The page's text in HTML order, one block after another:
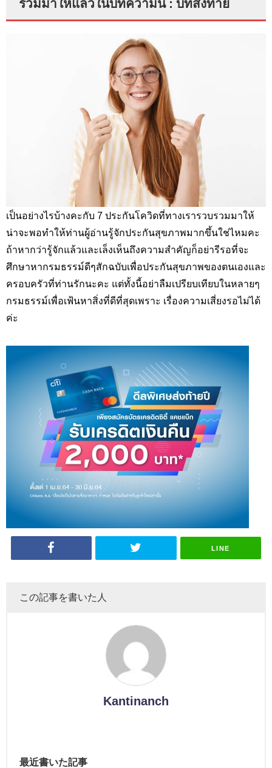
รวมมาให้แล้วในบทความนี้ : บทส่งท้าย
เป็นอย่างไรบ้างคะกับ 7 ประกันโควิดที่ทางเรารวบรวมมาให้
น่าจะพอทำให้ท่านผู้อ่านรู้จักประกันสุขภาพมากขึ้นใช่ไหมคะ
ถ้าหากว่ารู้จักแล้วและเล็งเห็นถึงความสำคัญก็อย่ารีรอที่จะ
ศึกษาหากรมธรรม์ดีๆสักฉบับเพื่อประกันสุขภาพของตนเองและ
ครอบครัวที่ท่านรักนะคะ แต่ทั้งนี้อย่าลืมเปรียบเทียบในหลายๆ
กรมธรรม์เพื่อเฟ้นหาสิ่งที่ดีที่สุดเพราะ เรื่องความเสี่ยงรอไม่ได้
ค่ะ
LINE
この記事を書いた人
Kantinanch
最近書いた記事